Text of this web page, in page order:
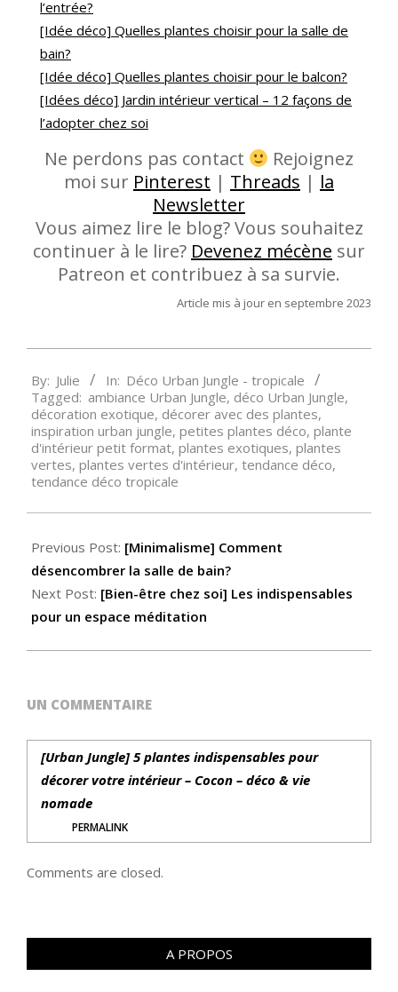
l’entrée?
[Idée déco] Quelles plantes choisir pour la salle de
bain?
[Idée déco] Quelles plantes choisir pour le balcon?
[Idées déco] Jardin intérieur vertical – 12 façons de
l’adopter chez soi
Ne perdons pas contact
Rejoignez
moi sur Pinterest | Threads | la
Newsletter
Vous aimez lire le blog? Vous souhaitez
continuer à le lire? Devenez mécène sur
Patreon et contribuez à sa survie.
Article mis à jour en septembre 2023
11-
15
By: Julie In: Déco Urban Jungle - tropicale
Tagged: ambiance Urban Jungle, déco Urban Jungle,
décoration exotique, décorer avec des plantes,
inspiration urban jungle, petites plantes déco, plante
d'intérieur petit format, plantes exotiques, plantes
vertes, plantes vertes d'intérieur, tendance déco,
tendance déco tropicale
Previous Post: [Minimalisme] Comment
désencombrer la salle de bain?
Next Post: [Bien-être chez soi] Les indispensables
pour un espace méditation
UN COMMENTAIRE
[Urban Jungle] 5 plantes indispensables pour
décorer votre intérieur – Cocon – déco & vie
nomade
PERMALINK
Comments are closed.
A PROPOS